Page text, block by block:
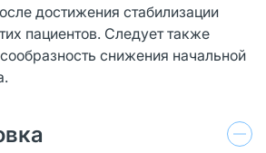
достижения стабилизации
пациентов. Следует также
снижения начальной